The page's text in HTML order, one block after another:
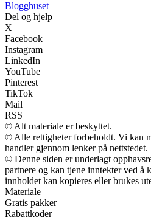
Blogghuset
Del og hjelp
X
Facebook
Instagram
LinkedIn
YouTube
Pinterest
TikTok
Mail
RSS
© Alt materiale er beskyttet.
© Alle rettigheter forbeholdt. Vi kan
handler gjennom lenker på nettstedet.
© Denne siden er underlagt
partnere og kan tjene inntekter ved å
innholdet kan kopieres eller brukes
Materiale
Gratis pakker
Rabattkoder